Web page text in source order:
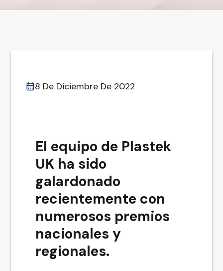
8 De Diciembre De 2022
El equipo de Plastek
UK ha sido
galardonado
recientemente con
numerosos premios
nacionales y
regionales.